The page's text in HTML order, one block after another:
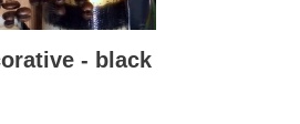
- black